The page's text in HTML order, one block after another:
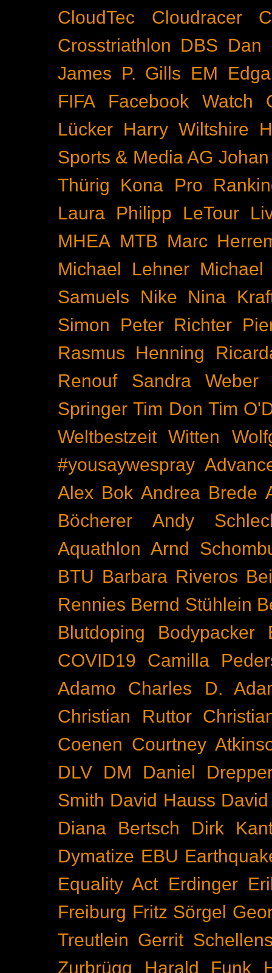
CloudTec
Cloudracer
Crosstriathlon DBS Dan
James P. Gills EM
FIFA
Facebook Watch
Lücker Harry Wiltshire
Sports & Media AG
Thürig
Kona Pro
Laura Philipp
LeTour
MHEA MTB Marc
Michael Lehner Michael
Samuels
Nike
Nina
Simon
Peter Richter
Rasmus Henning
Renouf
Sandra Weber
Springer Tim Don Tim
Weltbestzeit Witten
#yousaywespray
Alex Bok Andrea Brede
Böcherer
Andy
Aquathlon Arnd
BTU Barbara Riveros
Rennies Bernd Stühlein
Blutdoping
Bodypacker
COVID19
Camilla
Adamo
Charles D.
Christian Ruttor
Coenen Courtney
DLV
DM
Daniel
Smith David Hauss
Diana Bertsch
Dirk
Dymatize EBU
Equality Act Erdinger
Freiburg Fritz Sörgel
Treutlein Gerrit
Zurbrügg
Harald Funk